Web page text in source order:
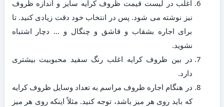
اغلب در لیست قیمت ظروف کرایه سایز و اندازه ظروف
نیز نوشته می شود. پس در انتخاب خود دقت زیادی کنید. تا
برای اجاره بشقاب و قاشق و چنگال و … دچار اشتباه
نشوید.
در بین ظروف کرایه اغلب رنگ سفید محبوبیت بیشتری
دارد.
در هنگام اجاره ظروف مراسم به تعداد وسایل ظروف کرایه
که باید روی هر میز باشد، توجه کنید. مثلاً اینکه روی هر میز